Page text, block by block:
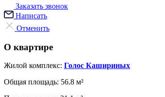
Заказать звонок
Написать
Отменить
О квартире
Жилой комплекс: Голос Кашириных
Общая площадь: 56.8 м²